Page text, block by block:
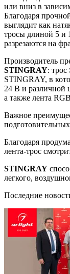
или вниз в
Благодаря
выглядит как
тросы длиной 5 и
разрезаются на
Производитель
STINGRAY:
STINGRAY, в
24 В и различной
а также лента
Важное
Благодаря
лента-трос
STINGRAY
легкого,
Последние